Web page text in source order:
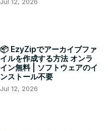
Jul 12, 2026
📦 EzyZipでアーカイブファ
イルを作成する方法 オンラ
イン無料 | ソフトウェアのイ
ンストール不要
Jul 12, 2026